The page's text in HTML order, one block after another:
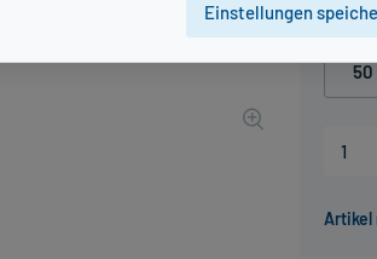
50
Einstellungen